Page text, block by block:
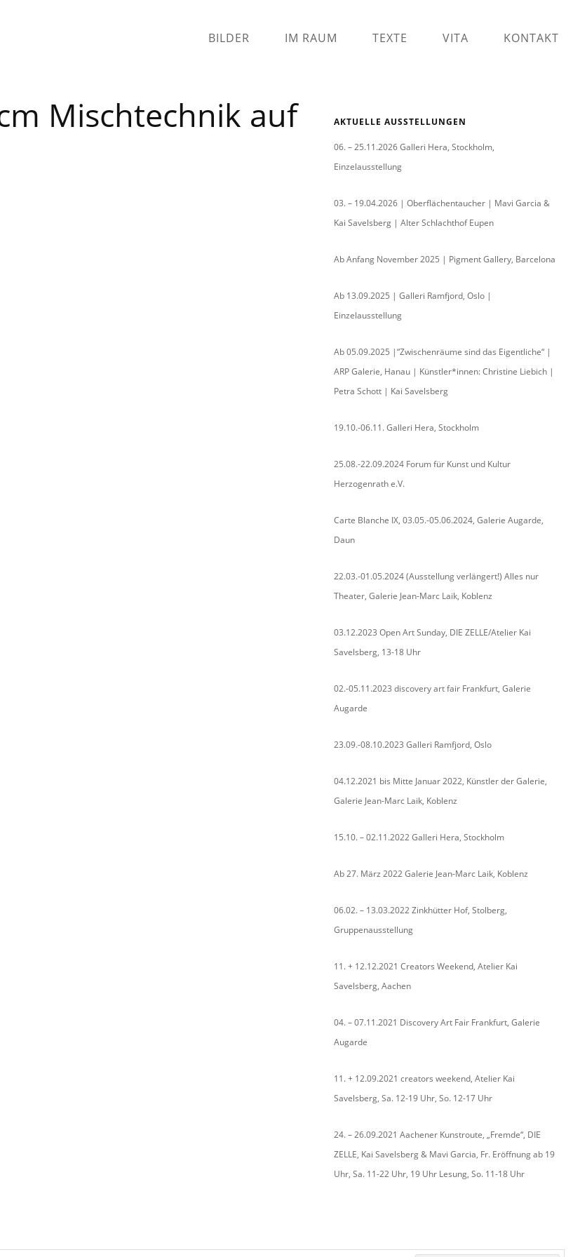
BILDER IM RAUM TEXTE VITA KONTAKT
Mischtechnik auf
AKTUELLE AUSSTELLUNGEN
06. – 25.11.2026 Galleri Hera, Stockholm,
Einzelausstellung
03. – 19.04.2026 | Oberflächentaucher | Mavi Garcia &
Kai Savelsberg | Alter Schlachthof Eupen
Ab Anfang November 2025 | Pigment Gallery, Barcelona
Ab 13.09.2025 | Galleri Ramfjord, Oslo |
Einzelausstellung
Ab 05.09.2025 |“Zwischenräume sind das Eigentliche“ |
ARP Galerie, Hanau | Künstler*innen: Christine Liebich |
Petra Schott | Kai Savelsberg
19.10.-06.11. Galleri Hera, Stockholm
25.08.-22.09.2024 Forum für Kunst und Kultur
Herzogenrath e.V.
Carte Blanche IX, 03.05.-05.06.2024, Galerie Augarde,
Daun
22.03.-01.05.2024 (Ausstellung verlängert!) Alles nur
Theater, Galerie Jean-Marc Laik, Koblenz
03.12.2023 Open Art Sunday, DIE ZELLE/Atelier Kai
Savelsberg, 13-18 Uhr
02.-05.11.2023 discovery art fair Frankfurt, Galerie
Augarde
23.09.-08.10.2023 Galleri Ramfjord, Oslo
04.12.2021 bis Mitte Januar 2022, Künstler der Galerie,
Galerie Jean-Marc Laik, Koblenz
15.10. – 02.11.2022 Galleri Hera, Stockholm
Ab 27. März 2022 Galerie Jean-Marc Laik, Koblenz
06.02. – 13.03.2022 Zinkhütter Hof, Stolberg,
Gruppenausstellung
11. + 12.12.2021 Creators Weekend, Atelier Kai
Savelsberg, Aachen
04. – 07.11.2021 Discovery Art Fair Frankfurt, Galerie
Augarde
11. + 12.09.2021 creators weekend, Atelier Kai
Savelsberg, Sa. 12-19 Uhr, So. 12-17 Uhr
24. – 26.09.2021 Aachener Kunstroute, „Fremde“, DIE
ZELLE, Kai Savelsberg & Mavi Garcia, Fr. Eröffnung ab 19
Uhr, Sa. 11-22 Uhr, 19 Uhr Lesung, So. 11-18 Uhr